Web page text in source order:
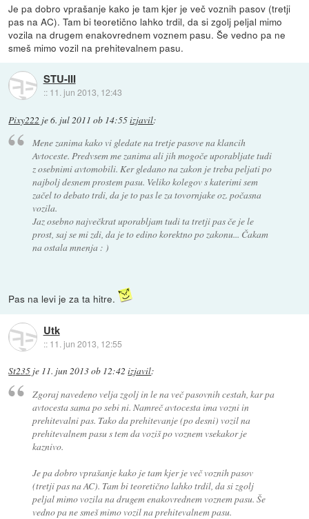
Je pa dobro vprašanje kako je tam kjer je več voznih pasov (tretji
pas na AC). Tam bi teoretično lahko trdil, da si zgolj peljal mimo
vozila na drugem enakovrednem voznem pasu. Še vedno pa ne
smeš mimo vozil na prehitevalnem pasu.
STU-III
:: 11. jun 2013, 12:43
Pixy222 je6. jul 2011 ob 14:55izjavil:
Mene zanima kako vi gledate na tretje pasove na klancih
Avtoceste. Predvsem me zanima ali jih mogoče uporabljate tudi
z osebnimi avtomobili. Ker gledano na zakon je treba peljati po
najbolj desnem prostem pasu. Veliko kolegov s katerimi sem
začel to debato trdi, da je to pas le za tovornjake oz. počasna
vozila.
Jaz osebno največkrat uporabljam tudi ta tretji pas če je le
prost, saj se mi zdi, da je to edino korektno po zakonu... Čakam
na ostala mnenja : )
Pas na levi je za ta hitre.
Utk
:: 11. jun 2013, 12:55
St235 je 11. jun 2013 ob 12:42 izjavil:
Zgoraj navedeno velja zgolj in le na več pasovnih cestah, kar pa
avtocesta sama po sebi ni. Namreč avtocesta ima vozni in
prehitevalni pas. Tako da prehitevanje (po desni) vozil na
prehitevalnem pasu s tem da voziš po voznem vsekakor je
kaznivo.
Je pa dobro vprašanje kako je tam kjer je več voznih pasov
(tretji pas na AC). Tam bi teoretično lahko trdil, da si zgolj
peljal mimo vozila na drugem enakovrednem voznem pasu. Še
vedno pa ne smeš mimo vozil na prehitevalnem pasu.